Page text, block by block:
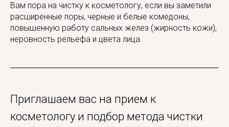
Вам пора на чистку к косметологу, если вы заметили
расширенные поры, черные и белые комедоны,
повышенную работу сальных желез (жирность кожи),
неровность рельефа и цвета лица.
Приглашаем вас на прием к
косметологу и подбор метода чистки